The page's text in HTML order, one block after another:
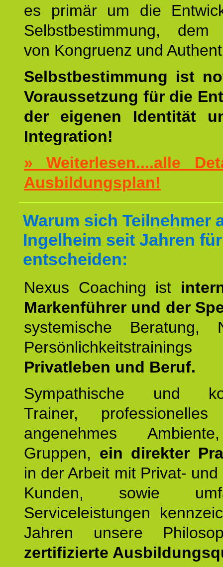
es primär um die
Selbstbestimmung, dem
von Kongruenz und
Selbstbestimmung ist
Voraussetzung für die
der eigenen Identität
Integration!
» Weiterlesen....alle
Ausbildungsplan!
Warum sich Teilnehmer
Ingelheim seit Jahren
entscheiden:
Nexus Coaching ist
Markenführer und der
systemische Beratung,
Privatleben und Beruf.
Sympathische und
Trainer, professionelles
angenehmes
Gruppen, ein direkter
in der Arbeit mit Privat-
Kunden, sowie
Serviceleistungen
Jahren unsere
zertifizierte